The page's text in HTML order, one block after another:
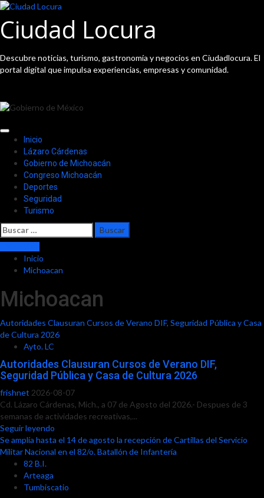
Saltar
contenido
Ciudad Locura
Descubre noticias, turismo, gastronomía y negocios en Ciudadlocura. El
portal digital que impulsa experiencias, empresas y comunidad.
Menú
principal
Inicio
Lázaro Cárdenas
Gobierno de Michoacán
Congreso Michoacán
Deportes
Seguridad
Turismo
Buscar:
Inicio
Michoacan
Michoacan
Autoridades Clausuran Cursos de Verano DIF, Seguridad Pública y Casa
de Cultura 2026
Ayto. LC
Autoridades Clausuran Cursos de Verano DIF,
Seguridad Pública y Casa de Cultura 2026
frishnet 2026-08-07
Cd. Lázaro Cárdenas, Mich., a 07 de Agosto del 2026.- Despues de 3
semanas de actividades recreativas,...
Seguir leyendo
Se amplía hasta el 14 de agosto la recepción de Cartillas del Servicio
Militar Nacional en el 82/o. Batallón de Infantería
82 B.I.
Arteaga
Tumbiscatio